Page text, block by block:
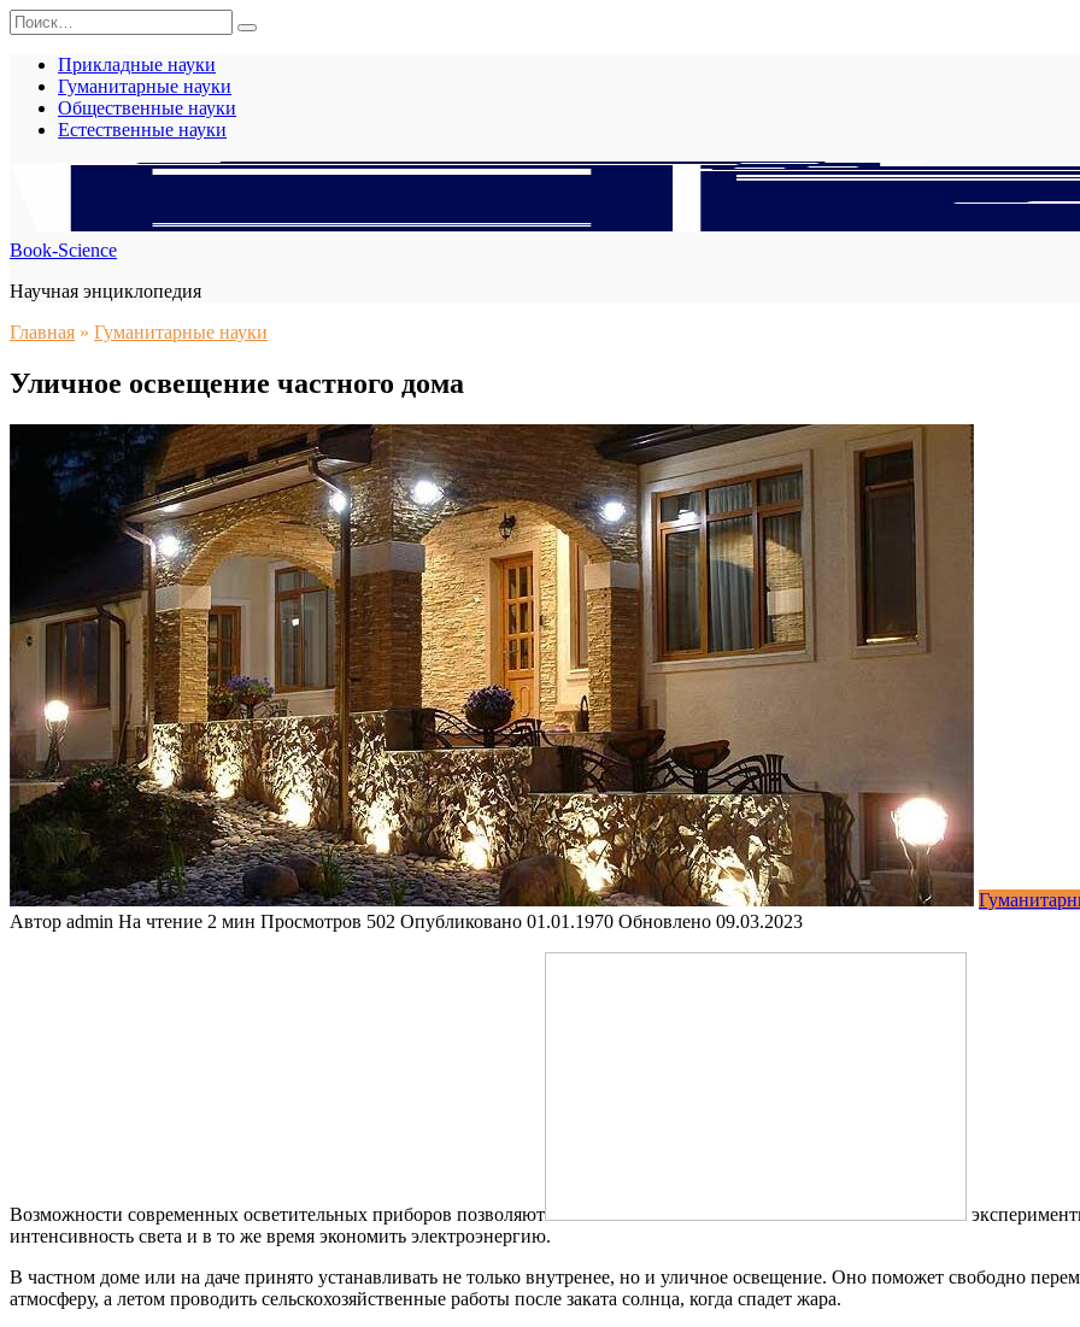
Перейти
к
содержанию
Search
for:
Прикладные науки
Гуманитарные науки
Общественные науки
Естественные науки
Book-Science
Научная энциклопедия
Главная » Гуманитарные науки
Уличное освещение частного дома
Автор admin На чтение 2 мин Просмотров 502 Опубликовано 01.01.1970 Обновлено 09.03.2023
Возможности современных осветительных приборов позволяют
интенсивность света и в то же время экономить электроэнергию.
В частном доме или на даче принято устанавливать не только внутренее, но и уличное освещение. Оно поможет свободно
атмосферу, а летом проводить сельскохозяйственные работы после заката солнца, когда спадет жара.